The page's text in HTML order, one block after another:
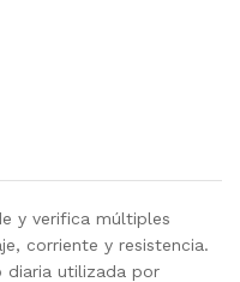
y verifica múltiples
corriente y resistencia.
diaria utilizada por